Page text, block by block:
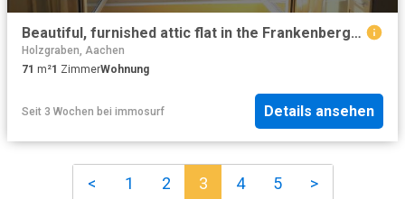
Beautiful, furnished attic flat in the Frankenberger quarter, Aachen Amsterdam Apartments for Rent
Holzgraben, Aachen
71 m²1 ZimmerWohnung
Seit 3 Wochen bei immosurf Details ansehen
< 1 2 3 4 5 >